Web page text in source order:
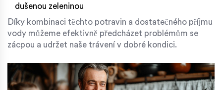
dušenou zeleninou
Díky kombinaci těchto potravin a dostatečného příjmu
vody můžeme efektivně předcházet problémům se
zácpou a udržet naše trávení v dobré kondici.